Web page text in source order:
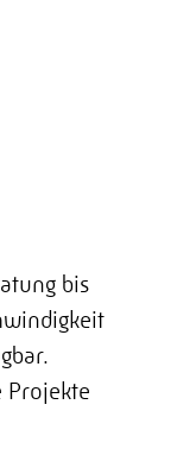
bis
Projekte